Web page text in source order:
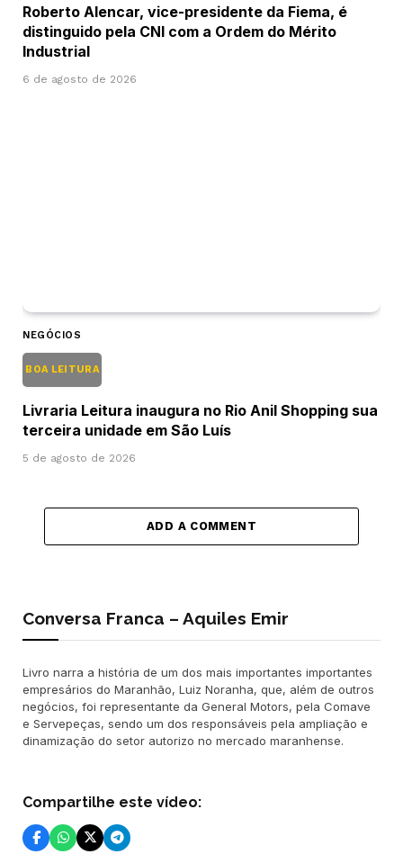
Roberto Alencar, vice-presidente da Fiema, é
distinguido pela CNI com a Ordem do Mérito
Industrial
6 de agosto de 2026
NEGÓCIOS
BOA LEITURA
Livraria Leitura inaugura no Rio Anil Shopping sua
terceira unidade em São Luís
5 de agosto de 2026
ADD A COMMENT
Conversa Franca – Aquiles Emir
Livro narra a história de um dos mais importantes importantes
empresários do Maranhão, Luiz Noranha, que, além de outros
negócios, foi representante da General Motors, pela Comave
e Servepeças, sendo um dos responsáveis pela ampliação e
dinamização do setor autorizo no mercado maranhense.
Compartilhe este vídeo: